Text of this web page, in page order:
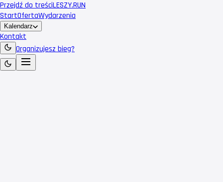
Przejdź do treściLESZY.RUN
StartOfertaWydarzenia
Kalendarz
Kontakt
Organizujesz bieg?